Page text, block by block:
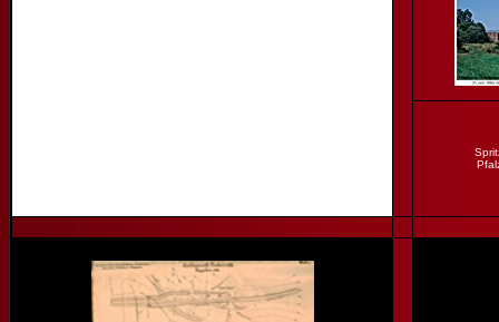
S